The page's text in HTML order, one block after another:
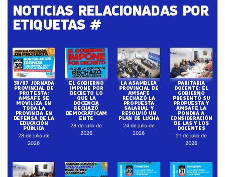
NOTICIAS RELACIONADAS POR
ETIQUETAS #
30/07 JORNADA
PROVINCIAL DE
PROTESTA:
AMSAFE SE
MOVILIZA EN
TODA LA
PROVINCIA EN
DEFENSA DE LA
EDUCACIÓN
PÚBLICA
28 de julio de
2026
EL GOBIERNO
IMPONE POR
DECRETO LO
QUE LA
DOCENCIA
RECHAZÓ
DEMOCRÁTICAM
ENTE
28 de julio de
2026
LA ASAMBLEA
PROVINCIAL DE
AMSAFE
RECHAZÓ LA
PROPUESTA
SALARIAL Y
RESOLVIÓ UN
PLAN DE LUCHA
24 de julio de
2026
PARITARIA
DOCENTE: EL
GOBIERNO
PRESENTÓ SU
PROPUESTA Y
AMSAFE LA
PONDRÁ A
CONSIDERACIÓN
DE LAS Y LOS
DOCENTES
21 de julio de
2026